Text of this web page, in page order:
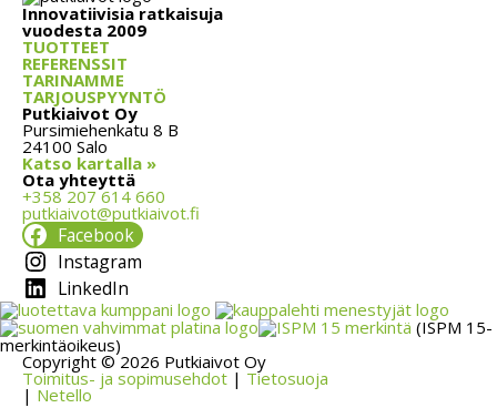
Innovatiivisia ratkaisuja
vuodesta 2009
TUOTTEET
REFERENSSIT
TARINAMME
TARJOUSPYYNTÖ
Putkiaivot Oy
Pursimiehenkatu 8 B
24100 Salo
Katso kartalla »
Ota yhteyttä
+358 207 614 660
putkiaivot@putkiaivot.fi
Facebook
Instagram
LinkedIn
(ISPM 15-
merkintäoikeus)
Copyright © 2026 Putkiaivot Oy
Toimitus- ja sopimusehdot | Tietosuoja
| Netello